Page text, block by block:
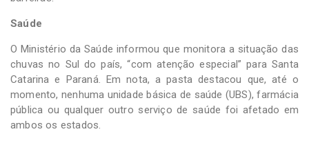
Saúde
O Ministério da Saúde informou que monitora a situação das
chuvas no Sul do país, “com atenção especial” para Santa
Catarina e Paraná. Em nota, a pasta destacou que, até o
momento, nenhuma unidade básica de saúde (UBS), farmácia
pública ou qualquer outro serviço de saúde foi afetado em
ambos os estados.